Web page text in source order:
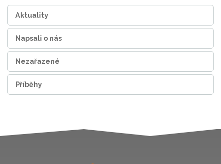
Aktuality
Napsali o nás
Nezařazené
Příběhy